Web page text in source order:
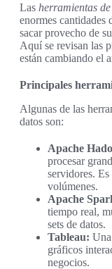
Las herramientas
enormes cantidades
sacar provecho de
Aquí se revisan las
están cambiando el
Principales
Algunas de las
datos son:
Apache
procesar
servidores.
volúmenes.
Apache
tiempo real,
sets de datos.
Tableau:
gráficos
negocios.